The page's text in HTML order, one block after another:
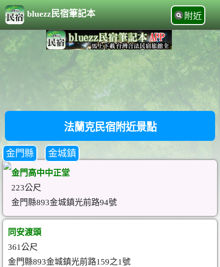
bluezz民宿筆記本 附近
法蘭克民宿附近景點
金門縣 金城鎮
金門高中中正堂
223公尺
金門縣893金城鎮光前路94號
同安渡頭
361公尺
金門縣893金城鎮光前路159之1號